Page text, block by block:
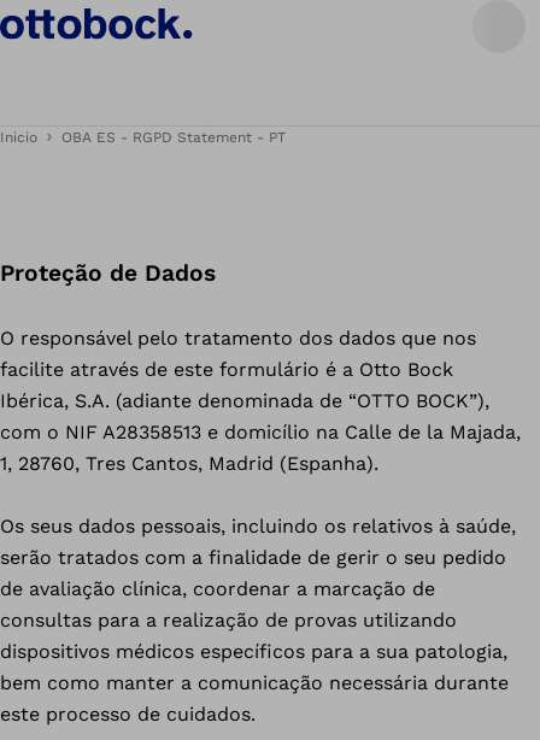
Inicio OBA ES - RGPD Statement - PT
Proteção de Dados
O responsável pelo tratamento dos dados que nos
facilite através de este formulário é a Otto Bock
Ibérica, S.A. (adiante denominada de “OTTO BOCK”),
com o NIF A28358513 e domicílio na Calle de la Majada,
1, 28760, Tres Cantos, Madrid (Espanha).
Os seus dados pessoais, incluindo os relativos à saúde,
serão tratados com a finalidade de gerir o seu pedido
de avaliação clínica, coordenar a marcação de
consultas para a realização de provas utilizando
dispositivos médicos específicos para a sua patologia,
bem como manter a comunicação necessária durante
este processo de cuidados.